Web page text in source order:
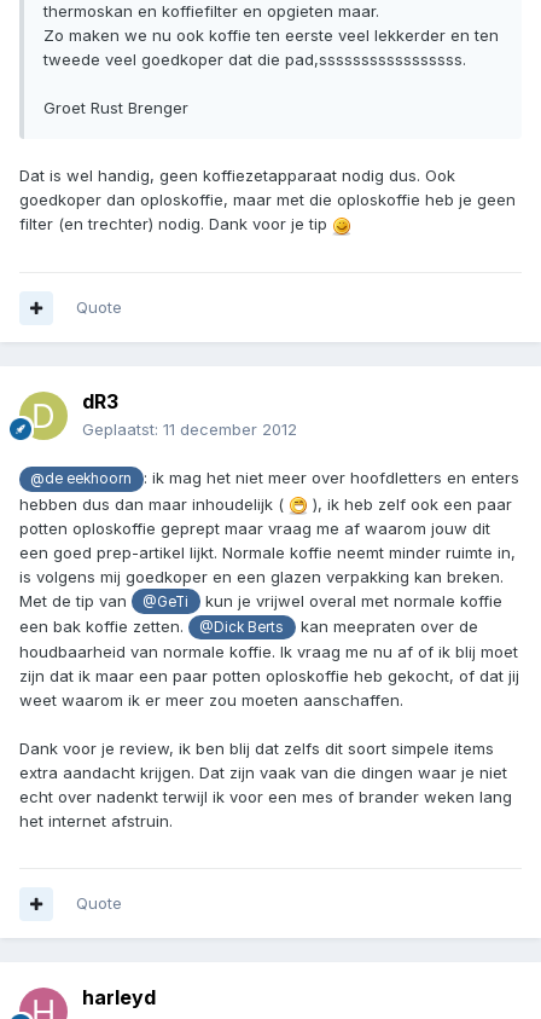
thermoskan en koffiefilter en opgieten maar.
Zo maken we nu ook koffie ten eerste veel lekkerder en ten
tweede veel goedkoper dat die pad,sssssssssssssssss.
Groet Rust Brenger
Dat is wel handig, geen koffiezetapparaat nodig dus. Ook
goedkoper dan oploskoffie, maar met die oploskoffie heb je geen
filter (en trechter) nodig. Dank voor je tip
Quote
dR3
Geplaatst: 11 december 2012
@de eekhoorn
: ik mag het niet meer over hoofdletters en enters
hebben dus dan maar inhoudelijk (
), ik heb zelf ook een paar
potten oploskoffie geprept maar vraag me af waarom jouw dit
een goed prep-artikel lijkt. Normale koffie neemt minder ruimte in,
is volgens mij goedkoper en een glazen verpakking kan breken.
Met de tip van
@GeTi
kun je vrijwel overal met normale koffie
een bak koffie zetten.
@Dick Berts
kan meepraten over de
houdbaarheid van normale koffie. Ik vraag me nu af of ik blij moet
zijn dat ik maar een paar potten oploskoffie heb gekocht, of dat jij
weet waarom ik er meer zou moeten aanschaffen.
Dank voor je review, ik ben blij dat zelfs dit soort simpele items
extra aandacht krijgen. Dat zijn vaak van die dingen waar je niet
echt over nadenkt terwijl ik voor een mes of brander weken lang
het internet afstruin.
Quote
harleyd